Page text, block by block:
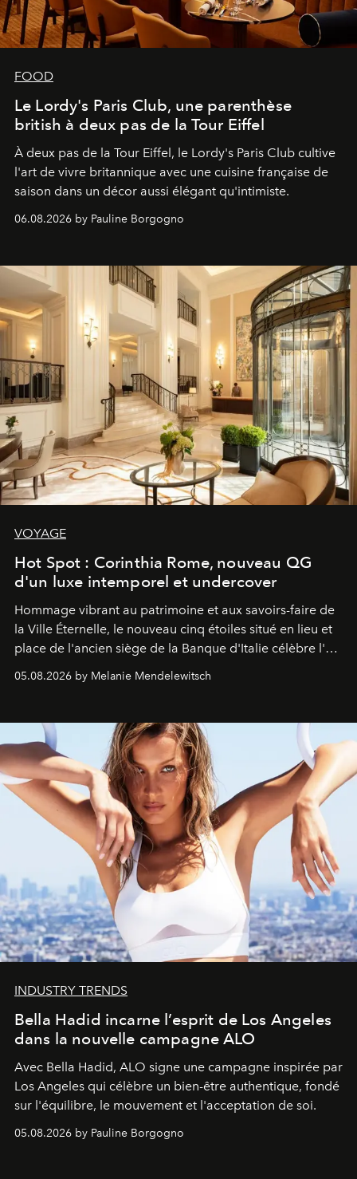
FOOD
Le Lordy's Paris Club, une parenthèse
british à deux pas de la Tour Eiffel
À deux pas de la Tour Eiffel, le Lordy's Paris Club cultive
l'art de vivre britannique avec une cuisine française de
saison dans un décor aussi élégant qu'intimiste.
06.08.2026 by Pauline Borgogno
VOYAGE
Hot Spot : Corinthia Rome, nouveau QG
d'un luxe intemporel et undercover
Hommage vibrant au patrimoine et aux savoirs-faire de
la Ville Éternelle, le nouveau cinq étoiles situé en lieu et
place de l'ancien siège de la Banque d'Italie célèbre l'art
de vivre Romain dans toute son élégance intemporelle.
05.08.2026 by Melanie Mendelewitsch
INDUSTRY TRENDS
Bella Hadid incarne l’esprit de Los Angeles
dans la nouvelle campagne ALO
Avec Bella Hadid, ALO signe une campagne inspirée par
Los Angeles qui célèbre un bien-être authentique, fondé
sur l'équilibre, le mouvement et l'acceptation de soi.
05.08.2026 by Pauline Borgogno